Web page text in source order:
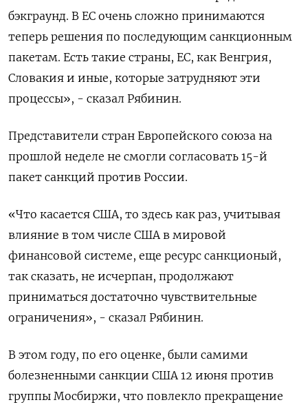
бэкграунд. В ЕС очень сложно принимаются
теперь решения по последующим санкционным
пакетам. Есть такие страны, ЕС, как Венгрия,
Словакия и иные, которые затрудняют эти
процессы», - сказал Рябинин.
Представители стран Европейского союза на
прошлой неделе не смогли согласовать 15-й
пакет санкций против России.
«Что касается США, то здесь как раз, учитывая
влияние в том числе США в мировой
финансовой системе, еще ресурс санкционый,
так сказать, не исчерпан, продолжают
приниматься достаточно чувствительные
ограничения», - сказал Рябинин.
В этом году, по его оценке, были самими
болезненными санкции США 12 июня против
группы Мосбиржи, что повлекло прекращение